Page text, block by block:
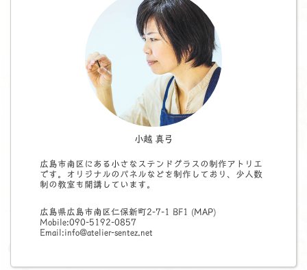
小越 真弓
広島市南区にある小さなステンドグラスの制作アトリエ
です。オリジナルのパネルなどを制作しており、少人数
制の教室も開講しています。
広島県広島市南区仁保新町2-7-1 BF1 (MAP)
Mobile:090-5192-0857
Email:info@atelier-sentez.net